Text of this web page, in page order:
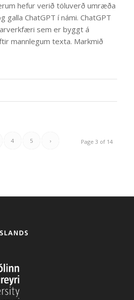
hefur verið töluverð umræða
galla ChatGPT í námi. ChatGPT
sem er byggt á
mannlegum texta. Markmið
Page 3 of 14
4 5 ›